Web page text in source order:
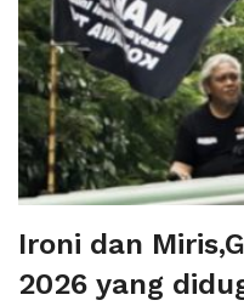
Ironi dan
2026 yang